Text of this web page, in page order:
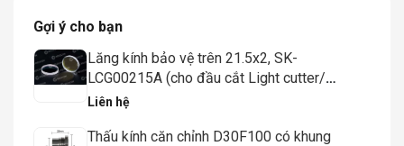
Gợi ý cho bạn
Lăng kính bảo vệ trên 21.5x2, SK-
LCG00215A (cho đầu cắt Light cutter/
Procutter, 15-20KW) - Weldcom
Liên hệ
Thấu kính căn chỉnh D30F100 có khung